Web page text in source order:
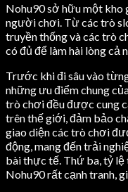
Nohu90 sở hữu một kho
người chơi. Từ các trò
truyền thống và các trò
có đủ để làm hài lòng cả
Trước khi đi sâu vào
những ưu điểm chung
trò chơi đều được cung
trên thế giới, đảm bảo
giao diện các trò chơi
động, mang đến trải
bài thực tế. Thứ ba, tỷ
Nohu90 rất cạnh tranh,